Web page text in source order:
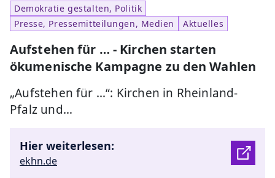
Demokratie gestalten, Politik
Presse, Pressemitteilungen, Medien
Aktuelles
Aufstehen für … - Kirchen starten
ökumenische Kampagne zu den Wahlen
„Aufstehen für …“: Kirchen in Rheinland-
Pfalz und…
Hier weiterlesen:
ekhn.de